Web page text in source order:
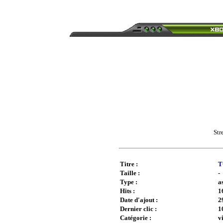
Titre :
Taille :
-
Type :
Hits :
Date d'ajout :
Dernier clic :
Catégorie :